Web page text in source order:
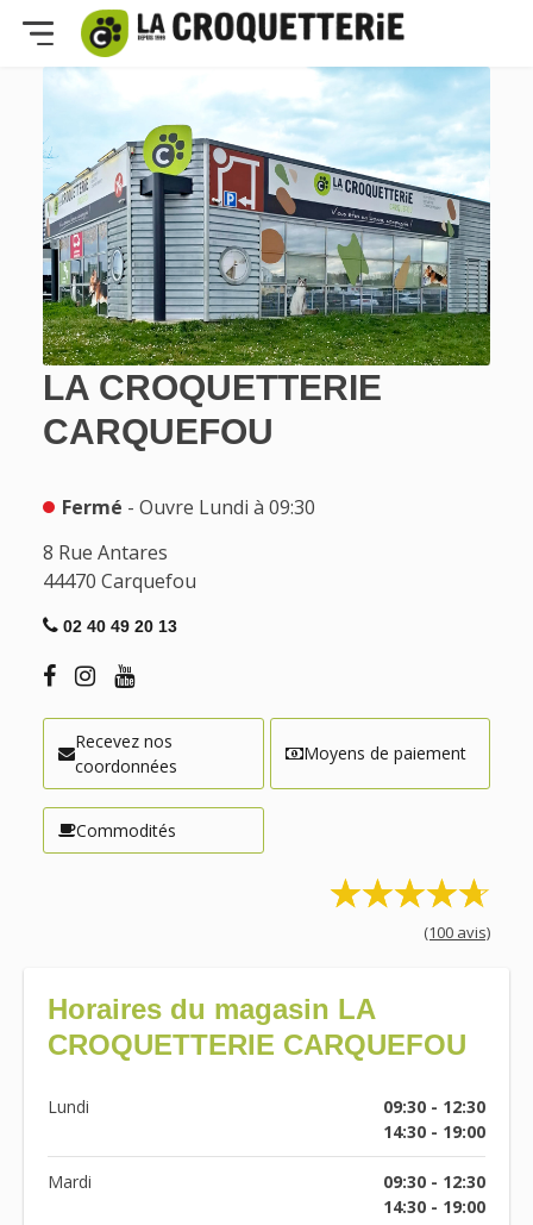
LA CROQUETTERIE
CARQUEFOU
Fermé - Ouvre Lundi à 09:30
8 Rue Antares
44470 Carquefou
02 40 49 20 13
Recevez nos
coordonnées
Moyens de paiement
Commodités
(100 avis)
Horaires du magasin LA
CROQUETTERIE CARQUEFOU
Lundi
09:30 - 12:30
14:30 - 19:00
Mardi
09:30 - 12:30
14:30 - 19:00